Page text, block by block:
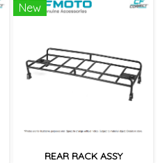
New
REAR RACK ASSY